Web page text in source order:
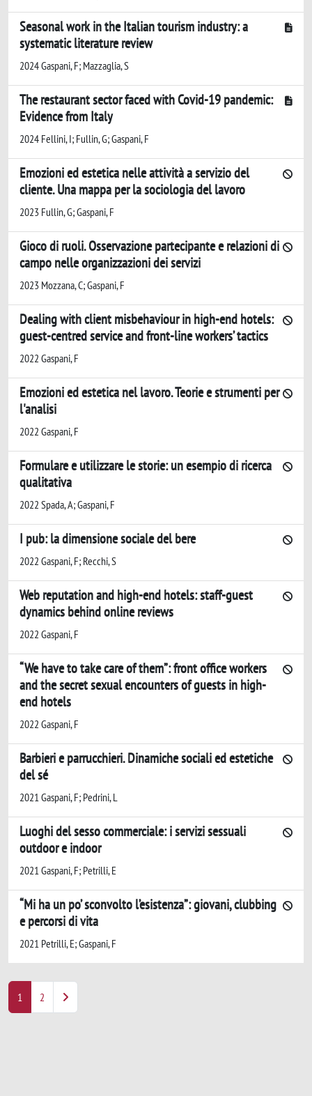
Seasonal work in the Italian tourism industry: a
systematic literature review
2024 Gaspani, F; Mazzaglia, S
The restaurant sector faced with Covid-19 pandemic:
Evidence from Italy
2024 Fellini, I; Fullin, G; Gaspani, F
Emozioni ed estetica nelle attività a servizio del
cliente. Una mappa per la sociologia del lavoro
2023 Fullin, G; Gaspani, F
Gioco di ruoli. Osservazione partecipante e relazioni di
campo nelle organizzazioni dei servizi
2023 Mozzana, C; Gaspani, F
Dealing with client misbehaviour in high-end hotels:
guest-centred service and front-line workers’ tactics
2022 Gaspani, F
Emozioni ed estetica nel lavoro. Teorie e strumenti per
l'analisi
2022 Gaspani, F
Formulare e utilizzare le storie: un esempio di ricerca
qualitativa
2022 Spada, A; Gaspani, F
I pub: la dimensione sociale del bere
2022 Gaspani, F; Recchi, S
Web reputation and high-end hotels: staff-guest
dynamics behind online reviews
2022 Gaspani, F
“We have to take care of them”: front office workers
and the secret sexual encounters of guests in high-
end hotels
2022 Gaspani, F
Barbieri e parrucchieri. Dinamiche sociali ed estetiche
del sé
2021 Gaspani, F; Pedrini, L
Luoghi del sesso commerciale: i servizi sessuali
outdoor e indoor
2021 Gaspani, F; Petrilli, E
“Mi ha un po’ sconvolto l’esistenza”: giovani, clubbing
e percorsi di vita
2021 Petrilli, E; Gaspani, F
1 2